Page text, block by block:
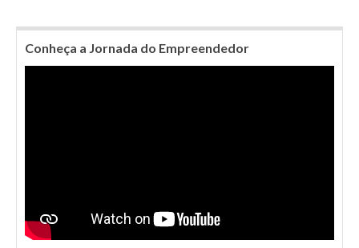
Conheça a Jornada do Empreendedor